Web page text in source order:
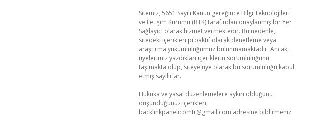
Sitemiz, 5651 Sayılı Kanun gereğince Bilgi Teknolojileri
ve İletişim Kurumu (BTK) tarafından onaylanmış bir Yer
Sağlayıcı olarak hizmet vermektedir. Bu nedenle,
sitedeki içerikleri proaktif olarak denetleme veya
araştırma yükümlülüğümüz bulunmamaktadır. Ancak,
üyelerimiz yazdıkları içeriklerin sorumluluğunu
taşımakta olup, siteye üye olarak bu sorumluluğu kabul
etmiş sayılırlar.
Hukuka ve yasal düzenlemelere aykırı olduğunu
düşündüğünüz içerikleri,
backlinkpanelicomtr@gmail.com adresine bildirmeniz